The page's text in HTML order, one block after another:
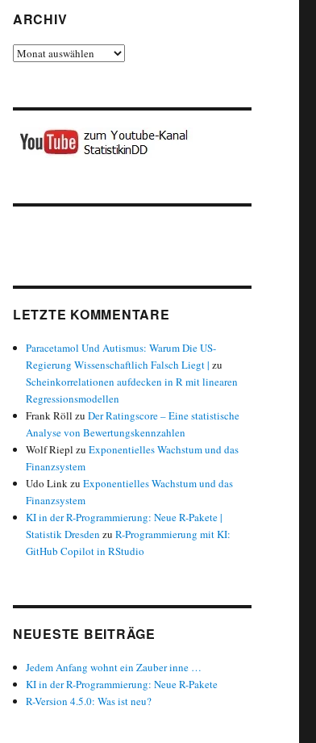
ARCHIV
Archiv
LETZTE KOMMENTARE
Paracetamol Und Autismus: Warum Die US-
Regierung Wissenschaftlich Falsch Liegt | zu
Scheinkorrelationen aufdecken in R mit linearen
Regressionsmodellen
Frank Röll zuDer Ratingscore – Eine statistische
Analyse von Bewertungskennzahlen
Wolf Riepl zuExponentielles Wachstum und das
Finanzsystem
Udo LinkzuExponentielles Wachstum und das
Finanzsystem
KI in der R-Programmierung: Neue R-Pakete |
Statistik Dresden zuR-Programmierung mit KI:
GitHub Copilot in RStudio
NEUESTE BEITRÄGE
Jedem Anfang wohnt ein Zauber inne …
KI in der R-Programmierung: Neue R-Pakete
R-Version 4.5.0: Was ist neu?